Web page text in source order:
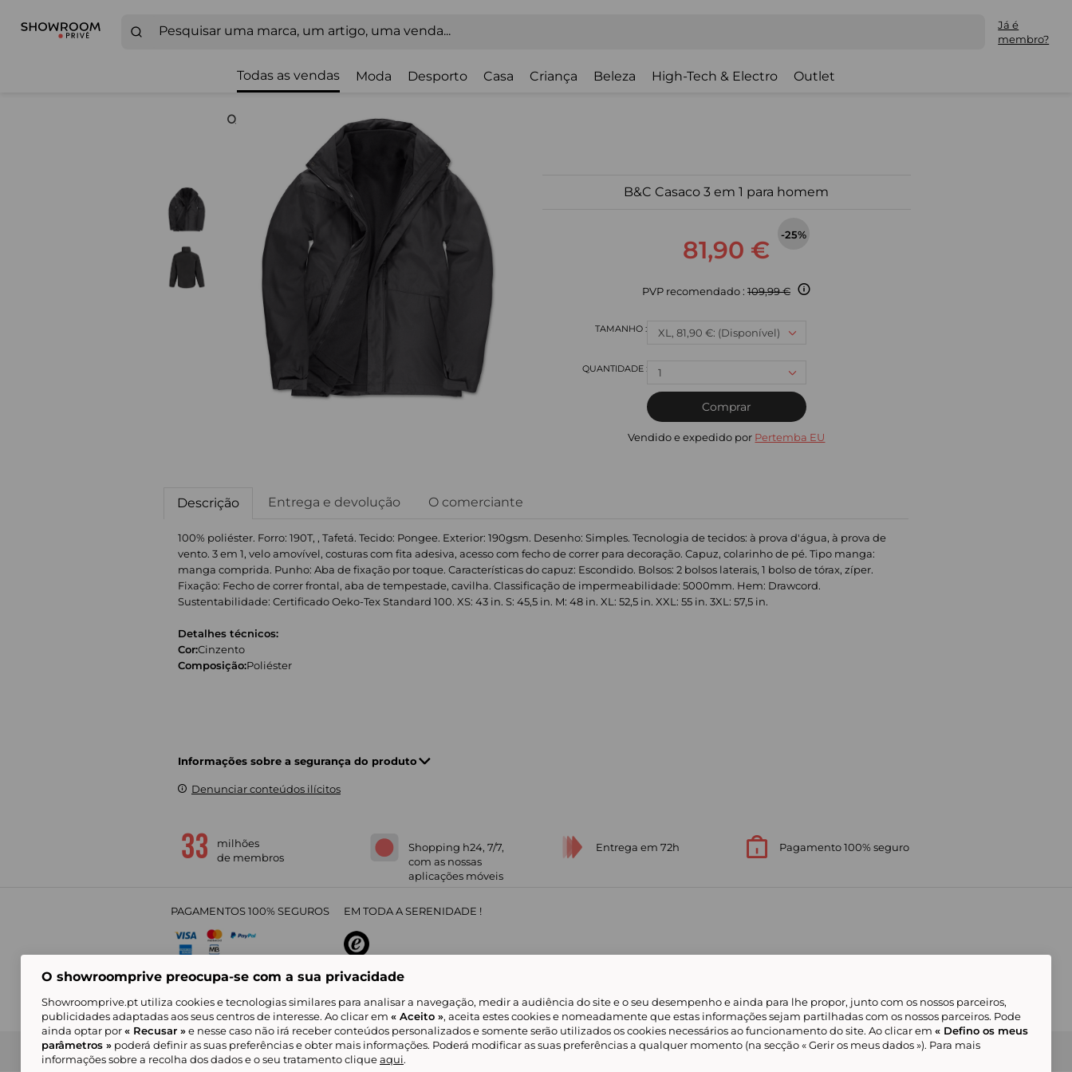
Já é
membro?
Todas as vendas Moda Desporto Casa Criança Beleza High-Tech & Electro Outlet
B&C Casaco 3 em 1 para homem
81,90 €
-25%
PVP recomendado : 109,99 €
XL, 81,90 €: (Disponível)
1
Comprar
Vendido e expedido por Pertemba EU
Descrição Entrega e devolução O comerciante
100% poliéster. Forro: 190T, , Tafetá. Tecido: Pongee. Exterior: 190gsm. Desenho: Simples. Tecnologia de tecidos: à prova d'água, à prova de
vento. 3 em 1, velo amovível, costuras com fita adesiva, acesso com fecho de correr para decoração. Capuz, colarinho de pé. Tipo manga:
manga comprida. Punho: Aba de fixação por toque. Características do capuz: Escondido. Bolsos: 2 bolsos laterais, 1 bolso de tórax, zíper.
Fixação: Fecho de correr frontal, aba de tempestade, cavilha. Classificação de impermeabilidade: 5000mm. Hem: Drawcord.
Sustentabilidade: Certificado Oeko-Tex Standard 100. XS: 43 in. S: 45,5 in. M: 48 in. XL: 52,5 in. XXL: 55 in. 3XL: 57,5 in.
Detalhes técnicos:
Cor:Cinzento
Composição:Poliéster
Informações sobre a segurança do produto
Denunciar conteúdos ilícitos
milhões
de membros
Shopping h24, 7/7,
com as nossas
aplicações móveis
Entrega em 72h Pagamento 100% seguro
PAGAMENTOS 100% SEGUROS EM TODA A SERENIDADE !
4,31/5 sobre
Condições Gerais de Venda Política de Confidencialidade Livro de Reclamações Showroomprive group Ajuda e Contacto Gerir os meus cookies
Condições Gerais
de Marketplace
O showroomprive preocupa-se com a sua privacidade
Showroomprive.pt utiliza cookies e tecnologias similares para analisar a navegação, medir a audiência do site e o seu desempenho e ainda para lhe propor, junto com os nossos parceiros,
publicidades adaptadas aos seus centros de interesse. Ao clicar em « Aceito », aceita estes cookies e nomeadamente que estas informações sejam partilhadas com os nossos parceiros. Pode
ainda optar por« Recusar »e nesse caso não irá receber conteúdos personalizados e somente serão utilizados os cookies necessários ao funcionamento do site. Ao clicar em « Defino os meus
parâmetros » poderá definir as suas preferências e obter mais informações. Poderá modificar as suas preferências a qualquer momento (na secção « Gerir os meus dados »). Para mais
informações sobre a recolha dos dados e o seu tratamento cliqueaqui.